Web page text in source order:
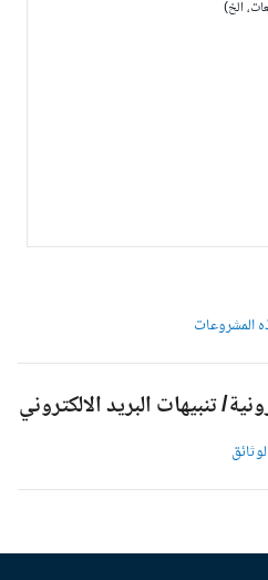
تنبيهات البريد الالكتروني